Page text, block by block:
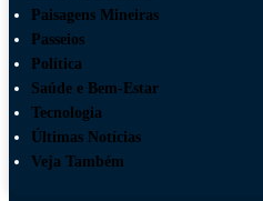
Paisagens Mineiras
Passeios
Política
Saúde e Bem-Estar
Tecnologia
Últimas Notícias
Veja Também